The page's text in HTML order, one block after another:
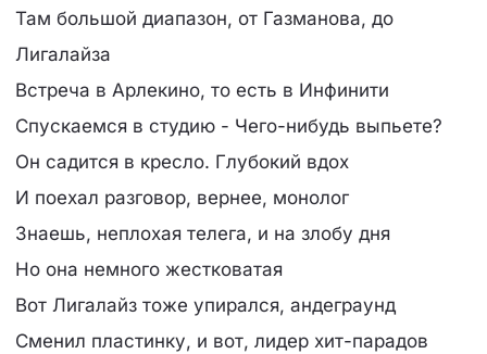
Там большой диапазон, от Газманова, до
Лигалайза
Встреча в Арлекино, то есть в Инфинити
Спускаемся в студию - Чего-нибудь выпьете?
Он садится в кресло. Глубокий вдох
И поехал разговор, вернее, монолог
Знаешь, неплохая телега, и на злобу дня
Но она немного жестковатая
Вот Лигалайз тоже упирался, андеграунд
Сменил пластинку, и вот, лидер хит-парадов